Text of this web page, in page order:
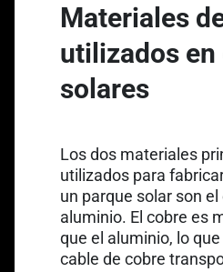
Materiales
utilizados en
solares
Los dos materiales
utilizados para
un parque solar son el
aluminio. El cobre es
que el aluminio, lo
cable de cobre